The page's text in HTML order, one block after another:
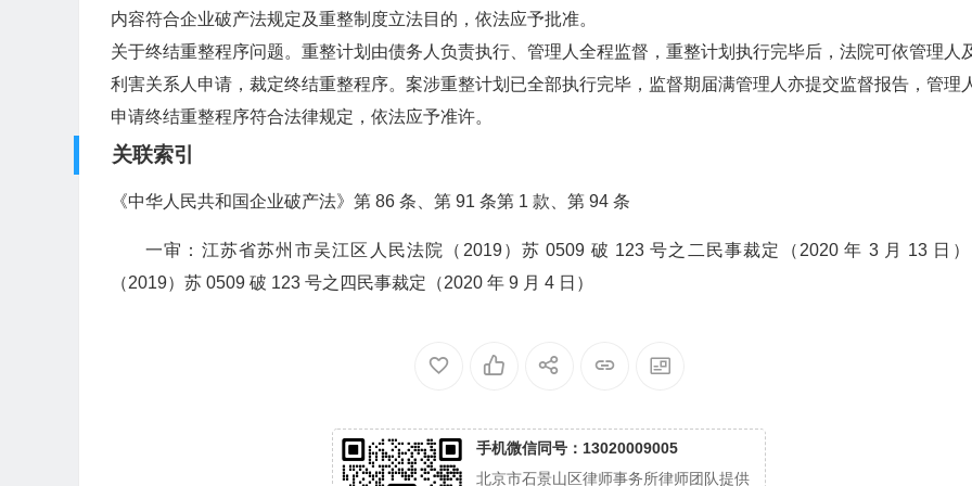
内容符合企业破产法规定及重整制度立法目的，依法应予批准。
关于终结重整程序问题。重整计划由债务人负责执行、管理人全程监督，重整计划执行完毕后，法院可依管理人
利害关系人申请，裁定终结重整程序。案涉重整计划已全部执行完毕，监督期届满管理人亦提交监督报告，管理
申请终结重整程序符合法律规定，依法应予准许。
关联索引
《中华人民共和国企业破产法》第 86 条、第 91 条第 1 款、第 94 条
一审：江苏省苏州市吴江区人民法院（2019）苏 0509 破 123 号之二民事裁定（2020 年 3 月 13 日）
（2019）苏 0509 破 123 号之四民事裁定（2020 年 9 月 4 日）
手机微信同号：13020009005
北京市石景山区律师事务所律师团队提供